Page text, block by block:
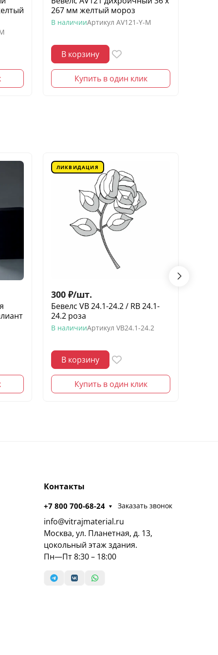
267 мм желтый мороз
В наличииАртикул AV121-Y-M
В корзину
Купить в один клик
ЛИКВИДАЦИЯ
300 ₽/шт.
Бевелс VB 24.1-24.2 / RB 24.1-
24.2 роза
В наличииАртикул VB24.1-24.2
В корзину
Купить в один клик
Контакты
+7 800 700-68-24 Заказать звонок
info@vitrajmaterial.ru
Москва, ул. Планетная, д. 13,
цокольный этаж здания.
Пн—Пт 8:30 – 18:00